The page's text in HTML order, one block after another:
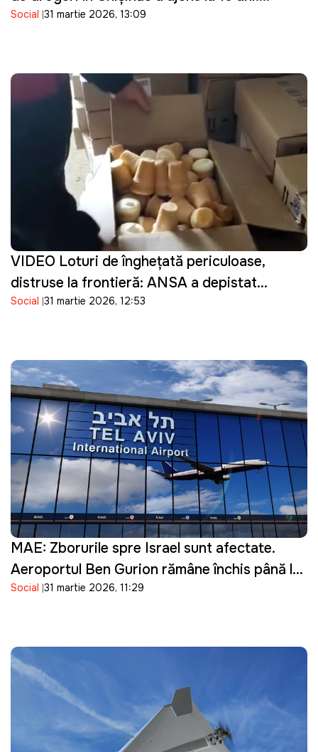
Guvernarea cu ce se ocupă?"
Social 31 martie 2026, 13:09
VIDEO Loturi de înghețată periculoase,
distruse la frontieră: ANSA a depistat
bacterii în produsele importate
Social 31 martie 2026, 12:53
MAE: Zborurile spre Israel sunt afectate.
Aeroportul Ben Gurion rămâne închis până la
16 aprilie
Social 31 martie 2026, 11:29